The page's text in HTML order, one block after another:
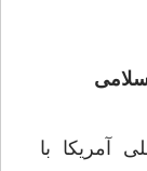
آمریکا با